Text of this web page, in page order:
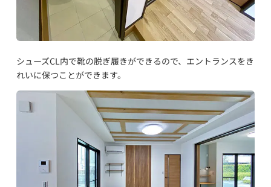
シューズCL内で靴の脱ぎ履きができるので、エントランスをき
れいに保つことができます。